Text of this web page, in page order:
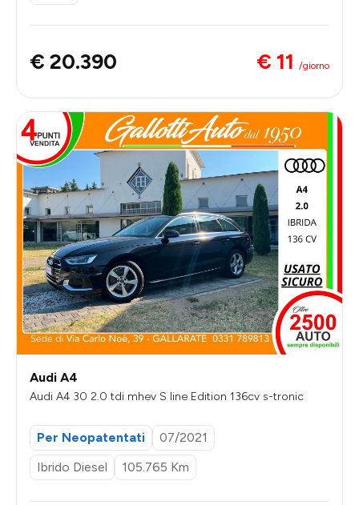
€ 20.390 € 11 /giorno
Audi A4
Audi A4 30 2.0 tdi mhev S line Edition 136cv s-tronic
Per Neopatentati
07/2021
Ibrido Diesel
105.765 Km